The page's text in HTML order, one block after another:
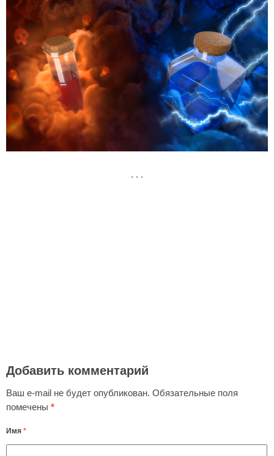
. . .
Добавить комментарий
Ваш e-mail не будет опубликован. Обязательные поля
помечены *
Имя *